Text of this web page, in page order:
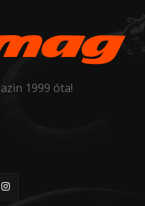
1999 óta!